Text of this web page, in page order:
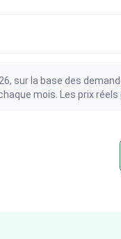
sur la base des
mois. Les prix réels